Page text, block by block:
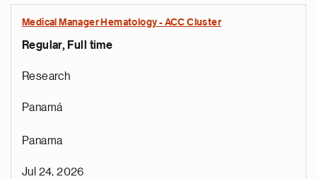
Medical Manager Hematology - ACC Cluster
Regular, Full time
Research
Panamá
Panama
Jul 24, 2026